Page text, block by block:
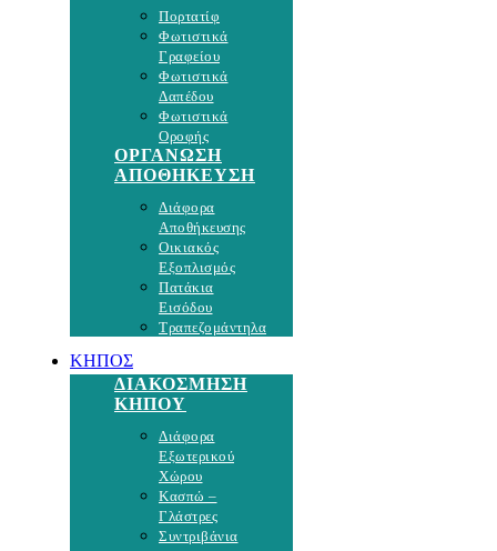
Πορτατίφ
Φωτιστικά
Γραφείου
Φωτιστικά
Δαπέδου
Φωτιστικά
Οροφής
ΟΡΓΑΝΩΣΗ
ΑΠΟΘΗΚΕΥΣΗ
Διάφορα
Αποθήκευσης
Οικιακός
Εξοπλισμός
Πατάκια
Εισόδου
Τραπεζομάντηλα
ΚΗΠΟΣ
ΔΙΑΚΟΣΜΗΣΗ
ΚΗΠΟΥ
Διάφορα
Εξωτερικού
Χώρου
Κασπώ –
Γλάστρες
Συντριβάνια